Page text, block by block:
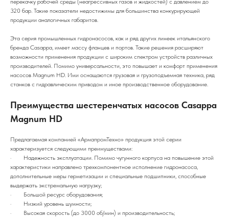
перекачку рабочей среды (неагрессивных газов и жидкостей) с давлением до
320 бар. Такие показатели недостижимы для большинства конкурирующей
продукции аналогичных габаритов.
Эта серия промышленных гидронасосов, как и ряд других линеек итальянского
бренда Casappa, имеет массу фланцев и портов. Такие решения расширяют
возможности применения продукции с широким спектром устройств различных
производителей. Помимо универсальности, это повышает и комфорт применения
насосов Magnum HD. Ими оснащаются грузовая и грузоподъемная техника, ряд
станков с гидравлическим приводом и иное производственное оборудование.
Преимущества шестеренчатых насосов Casappa
Magnum HD
Предлагаемая компанией «АрмапромТехно» продукция этой серии
характеризуется следующими преимуществами:
· Надежность эксплуатации. Помимо чугунного корпуса на повышение этой
характеристики направлено трехкомпонентное исполнение гидронасоса,
дополнительные меры герметизации и специальные подшипники, способные
выдержать экстремальную нагрузку;
· Большой ресурс оборудования;
· Низкий уровень шумности;
· Высокая скорость (до 3000 об/мин) и производительность;